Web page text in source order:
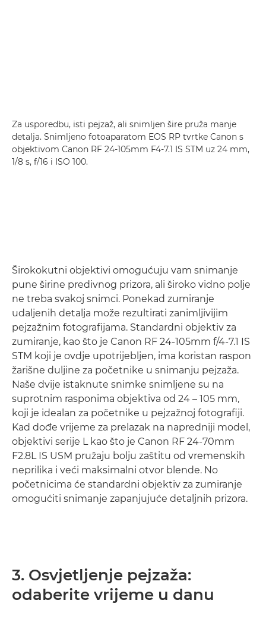
Za usporedbu, isti pejzaž, ali snimljen šire pruža manje
detalja. Snimljeno fotoaparatom EOS RP tvrtke Canon s
objektivom Canon RF 24-105mm F4-7.1 IS STM uz 24 mm,
1/8 s, f/16 i ISO 100.
Širokokutni objektivi omogućuju vam snimanje
pune širine predivnog prizora, ali široko vidno polje
ne treba svakoj snimci. Ponekad zumiranje
udaljenih detalja može rezultirati zanimljivijim
pejzažnim fotografijama. Standardni objektiv za
zumiranje, kao što je Canon RF 24-105mm f/4-7.1 IS
STM koji je ovdje upotrijebljen, ima koristan raspon
žarišne duljine za početnike u snimanju pejzaža.
Naše dvije istaknute snimke snimljene su na
suprotnim rasponima objektiva od 24 – 105 mm,
koji je idealan za početnike u pejzažnoj fotografiji.
Kad dođe vrijeme za prelazak na napredniji model,
objektivi serije L kao što je Canon RF 24-70mm
F2.8L IS USM pružaju bolju zaštitu od vremenskih
neprilika i veći maksimalni otvor blende. No
početnicima će standardni objektiv za zumiranje
omogućiti snimanje zapanjujuće detaljnih prizora.
3. Osvjetljenje pejzaža:
odaberite vrijeme u danu